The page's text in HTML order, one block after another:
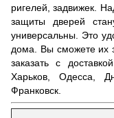
ригелей, задвижек.
защиты дверей
универсальны. Это
дома. Вы сможете их
заказать с
Харьков, Одесса,
Франковск.